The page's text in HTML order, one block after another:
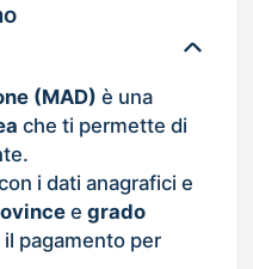
(MAD) è una
che ti permette di
i dati anagrafici e
e grado
pagamento per